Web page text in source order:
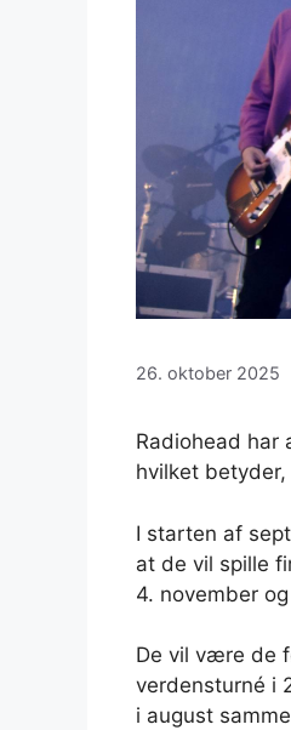
26. oktober 2025
Radiohead har
hvilket betyder,
I starten af
at de vil spille
4. november
De vil være de
verdensturné i
i august